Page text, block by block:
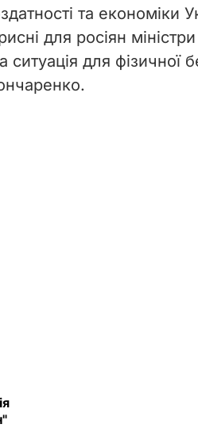
та економіки
для росіян
для фізичної